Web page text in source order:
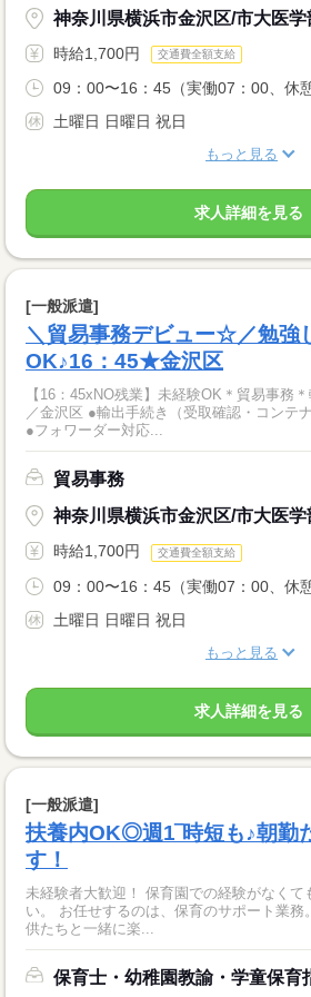
神奈川県横浜市金沢区/市大医学
時給1,700円 交通費全額支給
09：00〜16：45（実働07：00、休
土曜日 日曜日 祝日
もっと見る
求人詳細を見る
[一般派遣]
＼貿易事務デビュー☆／勉強
OK♪16：45★金沢区
【16：45xNO残業】未経験OK＊貿易事務
／金沢区 ●輸出手続き（受取確認・コンテ
●フォワーダー対応...
貿易事務
神奈川県横浜市金沢区/市大医学
時給1,700円 交通費全額支給
09：00〜16：45（実働07：00、休
土曜日 日曜日 祝日
もっと見る
求人詳細を見る
[一般派遣]
扶養内OK◎週1‾時短も♪朝勤
す！
未経験者大歓迎！ 保育園での経験がなくて
い。 お任せするのは、保育のサポート業務。 クラス担当はなく、子
供たちと一緒に楽...
保育士・幼稚園教諭・学童保育